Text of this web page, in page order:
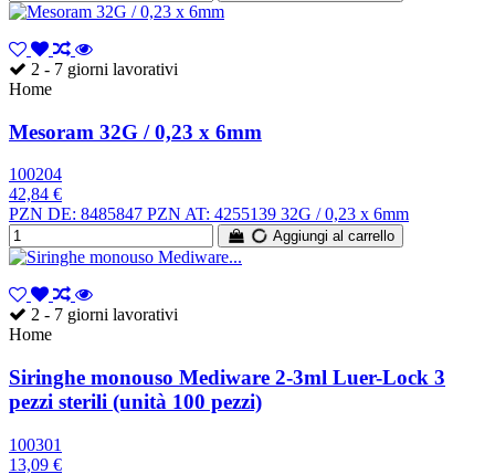
2 - 7 giorni lavorativi
Home
Mesoram 32G / 0,23 x 6mm
100204
42,84 €
PZN DE: 8485847 PZN AT: 4255139 32G / 0,23 x 6mm
Aggiungi al carrello
2 - 7 giorni lavorativi
Home
Siringhe monouso Mediware 2-3ml Luer-Lock 3
pezzi sterili (unità 100 pezzi)
100301
13,09 €